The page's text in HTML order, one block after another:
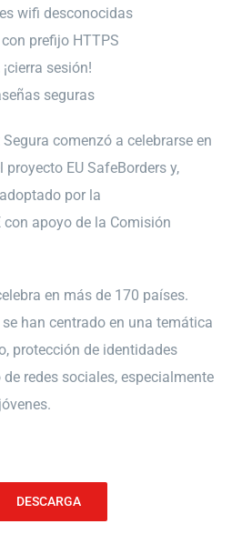
wifi desconocidas
prefijo HTTPS
sesión!
seguras
comenzó a celebrarse en
EU SafeBorders y,
por la
con apoyo de la Comisión
en más de 170 países.
han centrado en una temática
protección de identidades
redes sociales, especialmente
DESCARGA